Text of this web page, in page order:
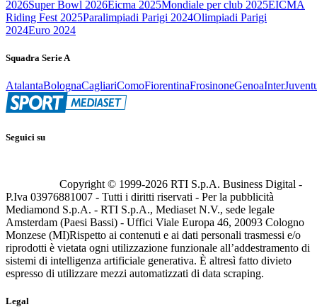
2026Super Bowl 2026Eicma 2025Mondiale per club 2025EICMA
Riding Fest 2025Paralimpiadi Parigi 2024Olimpiadi Parigi
2024Euro 2024
Squadra Serie A
AtalantaBolognaCagliariComoFiorentinaFrosinoneGenoaInter
Seguici su
Copyright © 1999-2026 RTI S.p.A. Business Digital -
P.Iva 03976881007 - Tutti i diritti riservati - Per la pubblicità
Mediamond S.p.A. - RTI S.p.A., Mediaset N.V., sede legale
Amsterdam (Paesi Bassi) - Uffici Viale Europa 46, 20093 Cologno
Monzese (MI)Rispetto ai contenuti e ai dati personali trasmessi e/o
riprodotti è vietata ogni utilizzazione funzionale all’addestramento di
sistemi di intelligenza artificiale generativa. È altresì fatto divieto
espresso di utilizzare mezzi automatizzati di data scraping.
Legal